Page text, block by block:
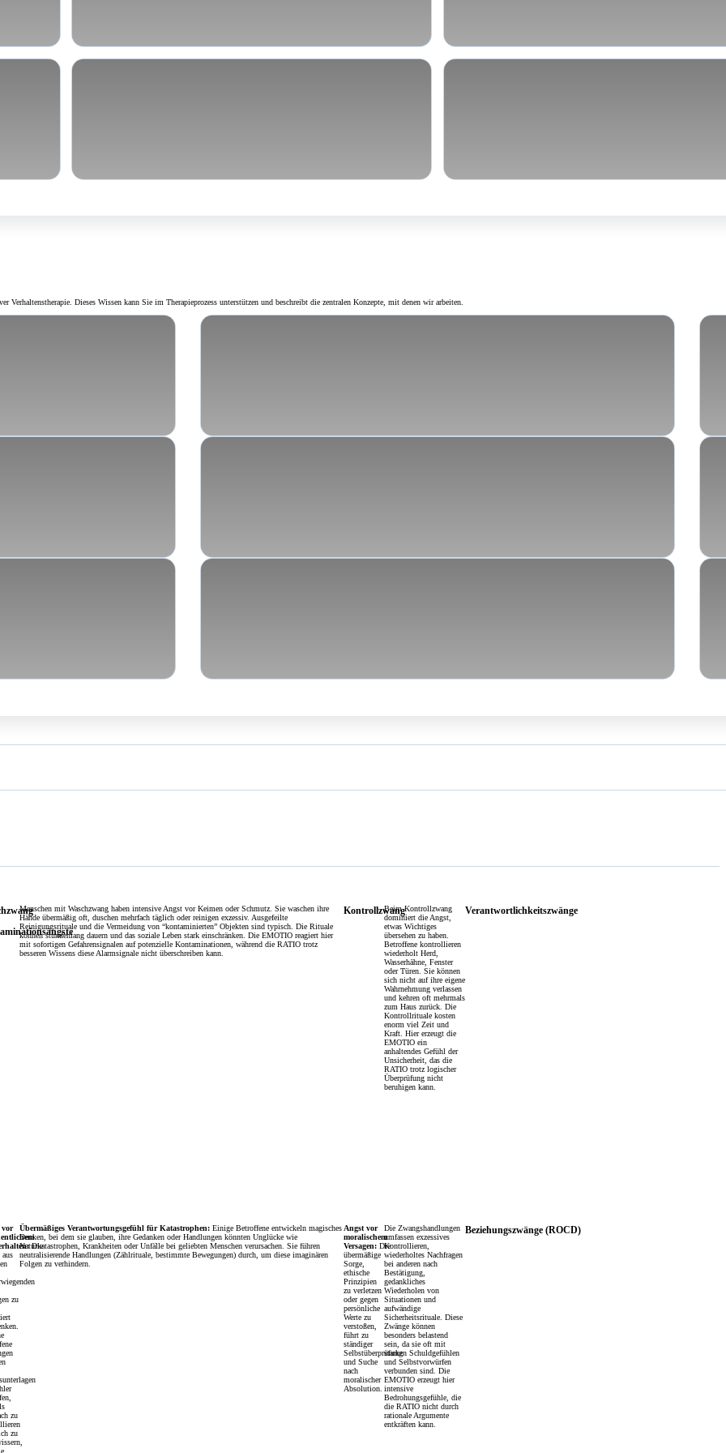
Dieses Wissen kann Sie im Therapieprozess unterstützen und beschreibt die zentralen Konzepte, mit denen wir arbeiten.
Menschen mit Waschzwang haben intensive Angst vor Keimen oder Schmutz. Sie waschen ihre
Hände übermäßig oft, duschen mehrfach täglich oder reinigen exzessiv. Ausgefeilte
Reinigungsrituale und die Vermeidung von “kontaminierten” Objekten sind typisch. Die Rituale
können stundenlang dauern und das soziale Leben stark einschränken. Die EMOTIO reagiert hier
mit sofortigen Gefahrensignalen auf potenzielle Kontaminationen, während die RATIO trotz
besseren Wissens diese Alarmsignale nicht überschreiben kann.
KontrollzwangBeim Kontrollzwang
dominiert die Angst,
etwas Wichtiges
übersehen zu haben.
Betroffene kontrollieren
wiederholt Herd,
Wasserhähne, Fenster
oder Türen. Sie können
sich nicht auf ihre eigene
Wahrnehmung verlassen
und kehren oft mehrmals
zum Haus zurück. Die
Kontrollrituale kosten
enorm viel Zeit und
Kraft. Hier erzeugt die
EMOTIO ein
anhaltendes Gefühl der
Unsicherheit, das die
RATIO trotz logischer
Überprüfung nicht
beruhigen kann.
Verantwortlichkeitszwänge
vor
Die
aus
zu
zu
zu
Übermäßiges Verantwortungsgefühl für Katastrophen: Einige Betroffene entwickeln magisches
Denken, bei dem sie glauben, ihre Gedanken oder Handlungen könnten Unglücke wie
Naturkatastrophen, Krankheiten oder Unfälle bei geliebten Menschen verursachen. Sie führen
neutralisierende Handlungen (Zählrituale, bestimmte Bewegungen) durch, um diese imaginären
Folgen zu verhindern.
Angst vor
moralischem
Versagen: Die
übermäßige
Sorge,
ethische
Prinzipien
zu verletzen
oder gegen
persönliche
Werte zu
verstoßen,
führt zu
ständiger
Selbstüberprüfung
und Suche
nach
moralischer
Absolution.
Die Zwangshandlungen
umfassen exzessives
Kontrollieren,
wiederholtes Nachfragen
bei anderen nach
Bestätigung,
gedankliches
Wiederholen von
Situationen und
aufwändige
Sicherheitsrituale. Diese
Zwänge können
besonders belastend
sein, da sie oft mit
starken Schuldgefühlen
und Selbstvorwürfen
verbunden sind. Die
EMOTIO erzeugt hier
intensive
Bedrohungsgefühle, die
die RATIO nicht durch
rationale Argumente
entkräften kann.
Beziehungszwänge (ROCD)